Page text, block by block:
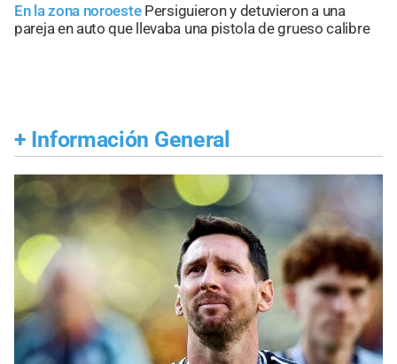
En la zona noroeste Persiguieron y detuvieron a una
pareja en auto que llevaba una pistola de grueso calibre
+ Información General